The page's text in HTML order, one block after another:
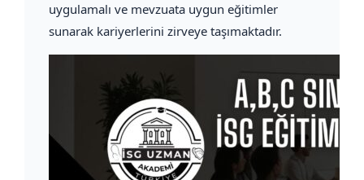
uygulamalı ve mevzuata uygun eğitimler
sunarak kariyerlerini zirveye taşımaktadır.